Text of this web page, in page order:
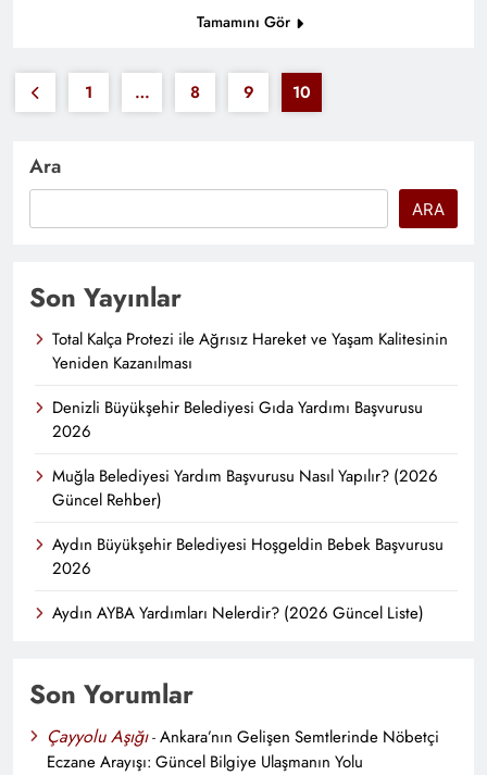
Tamamını Gör
1 … 8 9 10
Ara
ARA
Son Yayınlar
Total Kalça Protezi ile Ağrısız Hareket ve Yaşam Kalitesinin
Yeniden Kazanılması
Denizli Büyükşehir Belediyesi Gıda Yardımı Başvurusu
2026
Muğla Belediyesi Yardım Başvurusu Nasıl Yapılır? (2026
Güncel Rehber)
Aydın Büyükşehir Belediyesi Hoşgeldin Bebek Başvurusu
2026
Aydın AYBA Yardımları Nelerdir? (2026 Güncel Liste)
Son Yorumlar
Çayyolu Aşığı-Ankara’nın Gelişen Semtlerinde Nöbetçi
Eczane Arayışı: Güncel Bilgiye Ulaşmanın Yolu